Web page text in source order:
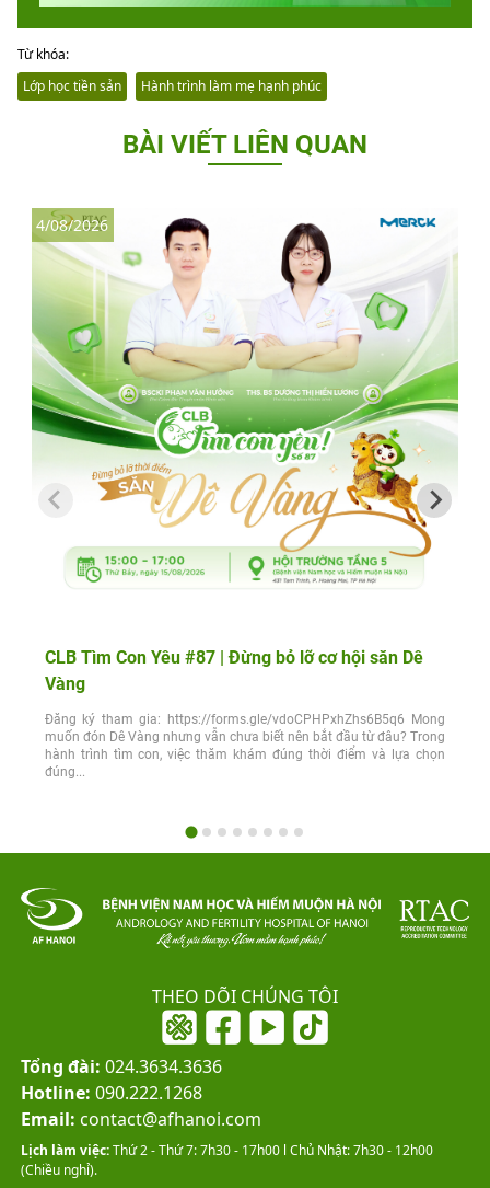
Từ khóa:
Lớp học tiền sản
Hành trình làm mẹ hạnh phúc
BÀI VIẾT LIÊN QUAN
CLB Tìm Con Yêu #87 | Đừng bỏ lỡ cơ hội săn Dê
Vàng
Đăng ký tham gia: https://forms.gle/vdoCPHPxhZhs6B5q6 Mong
muốn đón Dê Vàng nhưng vẫn chưa biết nên bắt đầu từ đâu? Trong
hành trình tìm con, việc thăm khám đúng thời điểm và lựa chọn
đúng...
4/08/2026
THEO DÕI CHÚNG TÔI
Tổng đài: 024.3634.3636
Hotline: 090.222.1268
Email: contact@afhanoi.com
Lịch làm việc:Thứ 2 - Thứ 7: 7h30 - 17h00 l Chủ Nhật: 7h30 - 12h00
(Chiều nghỉ).